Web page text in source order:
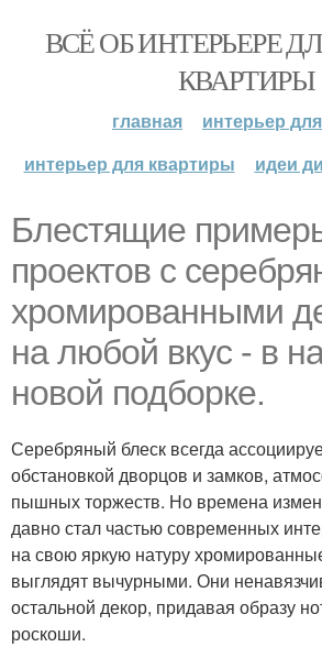
ВСЁ ОБ ИНТЕРЬЕРЕ
КВАРТИРЫ
главная
интерьер
интерьер для квартиры
идеи
Блестящие
проектов с
хромированными
на любой вкус - в
новой подборке.
Серебряный блеск всегда
обстановкой дворцов и замков,
пышных торжеств. Но времена
давно стал частью современных
на свою яркую натуру
выглядят вычурными. Они
остальной декор, придавая образу
роскоши.